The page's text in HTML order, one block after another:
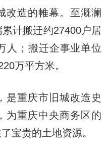
改造的帷幕。至溉澜
计搬迁约27400户居
人；搬迁企事业单位
万平方米。
重庆市旧城改造史
为重庆中央商务区的
宝贵的土地资源。